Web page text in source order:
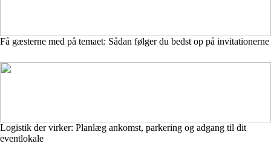
Få gæsterne med på temaet: Sådan følger du bedst op på invitationerne
Logistik der virker: Planlæg ankomst, parkering og adgang til dit
eventlokale